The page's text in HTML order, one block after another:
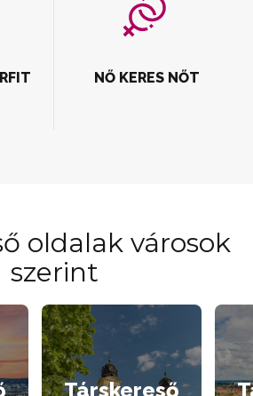
NŐ KERES NŐT
oldalak városok
szerint
Társkereső